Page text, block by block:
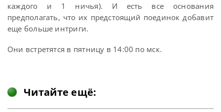
каждого и 1 ничья). И есть все основания
предполагать, что их предстоящий поединок добавит
еще больше интриги.
Они встретятся в пятницу в 14:00 по мск.
Читайте ещё: